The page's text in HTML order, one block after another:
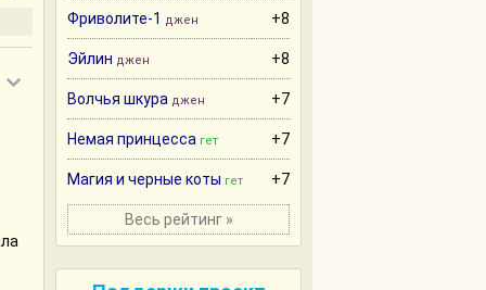
Фриволите-1 джен +8
Эйлин джен +8
Волчья шкура джен +7
Немая принцесса гет +7
Магия и черные коты гет +7
Весь рейтинг »